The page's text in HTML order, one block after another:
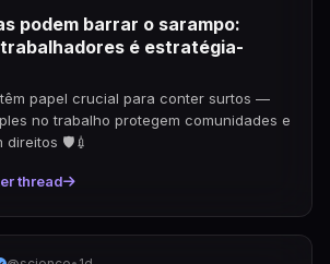
podem barrar o sarampo:
é estratégia-
têm papel crucial para conter surtos —
no trabalho protegem comunidades e
direitos 🛡️💉
thread